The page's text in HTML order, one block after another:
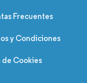
Frecuentes
y Condiciones
de Cookies